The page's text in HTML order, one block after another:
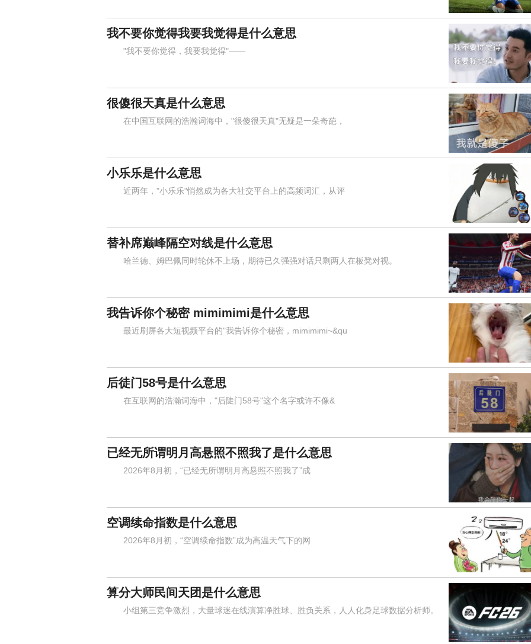
我不要你觉得我要我觉得是什么意思
"我不要你觉得，我要我觉得"——
很傻很天真是什么意思
在中国互联网的浩瀚词海中，"很傻很天真"无疑是一朵奇葩，
小乐乐是什么意思
近两年，"小乐乐"悄然成为各大社交平台上的高频词汇，从评
替补席巅峰隔空对线是什么意思
哈兰德、姆巴佩同时轮休不上场，期待已久强强对话只剩两人在板凳对视。
我告诉你个秘密 mimimimi是什么意思
最近刷屏各大短视频平台的"我告诉你个秘密，mimimimi~&qu
后徒门58号是什么意思
在互联网的浩瀚词海中，"后陡门58号"这个名字或许不像&
已经无所谓明月高悬照不照我了是什么意思
2026年8月初，“已经无所谓明月高悬照不照我了”成
空调续命指数是什么意思
2026年8月初，“空调续命指数”成为高温天气下的网
算分大师民间天团是什么意思
小组第三竞争激烈，大量球迷在线演算净胜球、胜负关系，人人化身足球数据分析师。